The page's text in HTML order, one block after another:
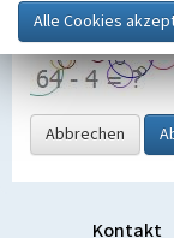
Grafik ein
Abbrechen
Kontakt